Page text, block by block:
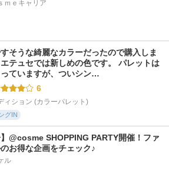
ｍｅキャリア
そうな綺麗なカラーだったので購入しま
エテュセでは新しめの色です。 パレットは
ていますが、ついシン…
6
ィション (カラーパレット)
グIN
】@cosme SHOPPING PARTY開催！ファ
お得な企画をチェック♪
ル